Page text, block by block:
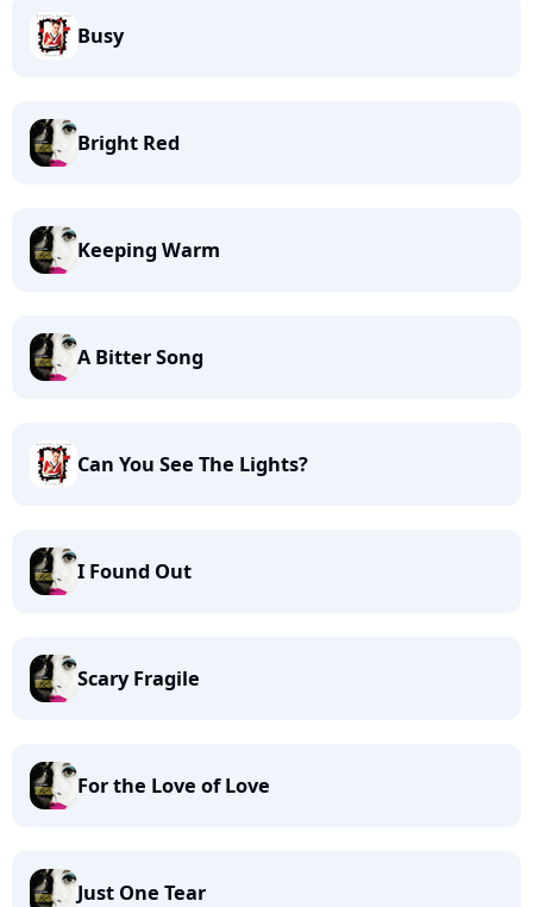
Busy
Bright Red
Keeping Warm
A Bitter Song
Can You See The Lights?
I Found Out
Scary Fragile
For the Love of Love
Just One Tear